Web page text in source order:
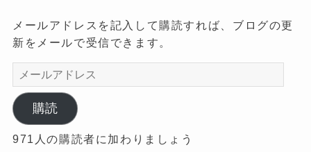
メールアドレスを記入して購読すれば、ブログの更
新をメールで受信できます。
メ
ー
ル
ア
ド
購読
971人の購読者に加わりましょう